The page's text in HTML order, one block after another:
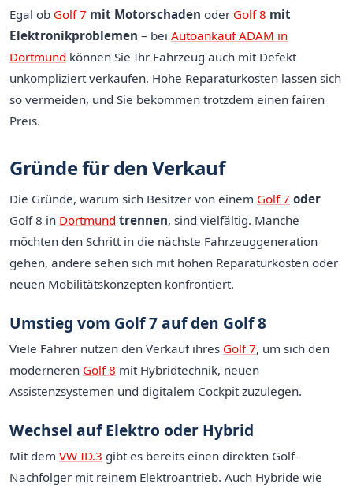
Egal ob Golf 7 mit Motorschaden oder Golf 8 mit
Elektronikproblemen – bei Autoankauf ADAM in
Dortmund können Sie Ihr Fahrzeug auch mit Defekt
unkompliziert verkaufen. Hohe Reparaturkosten lassen sich
so vermeiden, und Sie bekommen trotzdem einen fairen
Preis.
Gründe für den Verkauf
Die Gründe, warum sich Besitzer von einem Golf 7 oder
Golf 8 in Dortmund trennen, sind vielfältig. Manche
möchten den Schritt in die nächste Fahrzeuggeneration
gehen, andere sehen sich mit hohen Reparaturkosten oder
neuen Mobilitätskonzepten konfrontiert.
Umstieg vom Golf 7 auf den Golf 8
Viele Fahrer nutzen den Verkauf ihres Golf 7, um sich den
moderneren Golf 8 mit Hybridtechnik, neuen
Assistenzsystemen und digitalem Cockpit zuzulegen.
Wechsel auf Elektro oder Hybrid
Mit dem VW ID.3 gibt es bereits einen direkten Golf-
Nachfolger mit reinem Elektroantrieb. Auch Hybride wie